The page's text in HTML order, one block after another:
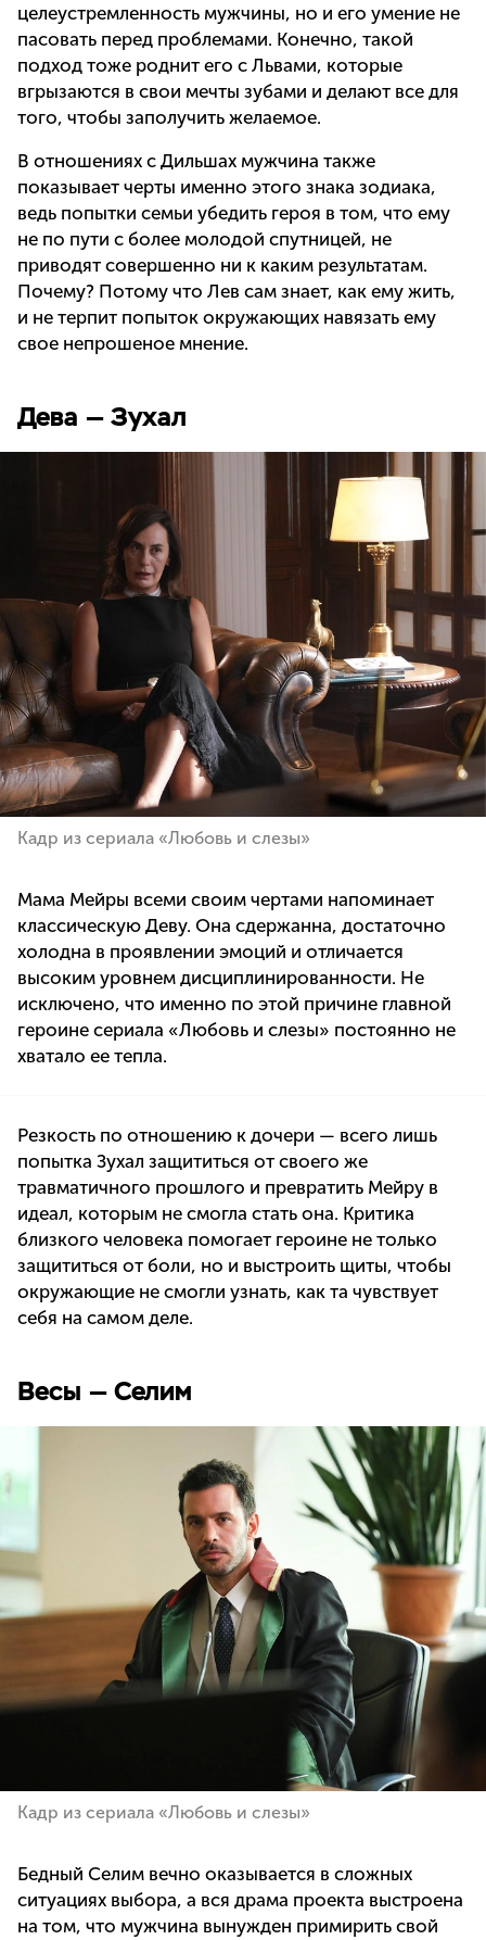
целеустремленность мужчины, но и его умение не
пасовать перед проблемами. Конечно, такой
подход тоже роднит его с Львами, которые
вгрызаются в свои мечты зубами и делают все для
того, чтобы заполучить желаемое.
В отношениях с Дильшах мужчина также
показывает черты именно этого знака зодиака,
ведь попытки семьи убедить героя в том, что ему
не по пути с более молодой спутницей, не
приводят совершенно ни к каким результатам.
Почему? Потому что Лев сам знает, как ему жить,
и не терпит попыток окружающих навязать ему
свое непрошеное мнение.
Дева — Зухал
Кадр из сериала «Любовь и слезы»
Мама Мейры всеми своим чертами напоминает
классическую Деву. Она сдержанна, достаточно
холодна в проявлении эмоций и отличается
высоким уровнем дисциплинированности. Не
исключено, что именно по этой причине главной
героине сериала «Любовь и слезы» постоянно не
хватало ее тепла.
Резкость по отношению к дочери — всего лишь
попытка Зухал защититься от своего же
травматичного прошлого и превратить Мейру в
идеал, которым не смогла стать она. Критика
близкого человека помогает героине не только
защититься от боли, но и выстроить щиты, чтобы
окружающие не смогли узнать, как та чувствует
себя на самом деле.
Весы — Селим
Кадр из сериала «Любовь и слезы»
Бедный Селим вечно оказывается в сложных
ситуациях выбора, а вся драма проекта выстроена
на том, что мужчина вынужден примирить свой